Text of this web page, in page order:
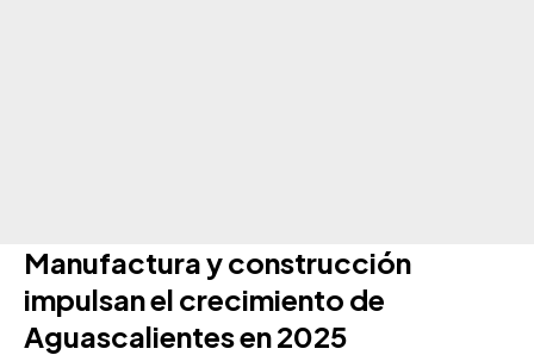
Manufactura y construcción
impulsan el crecimiento de
Aguascalientes en 2025